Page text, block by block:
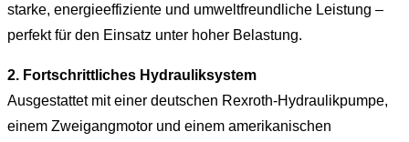
starke, energieeffiziente und umweltfreundliche Leistung –
perfekt für den Einsatz unter hoher Belastung.
2. Fortschrittliches Hydrauliksystem
Ausgestattet mit einer deutschen Rexroth-Hydraulikpumpe,
einem Zweigangmotor und einem amerikanischen